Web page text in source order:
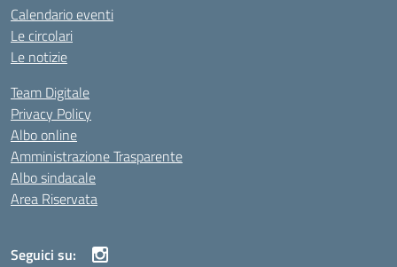
Calendario eventi
Le circolari
Le notizie
Team Digitale
Privacy Policy
Albo online
Amministrazione Trasparente
Albo sindacale
Area Riservata
Seguici su: